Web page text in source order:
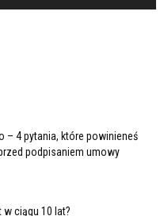
– 4 pytania, które powinieneś
podpisaniem umowy
w ciągu 10 lat?